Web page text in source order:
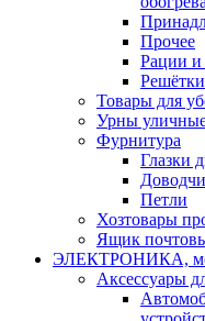
Прочее
Рации
Товары для
Урны
Фурнитура
Глазки
Петли
Хозтовары
Ящик
ЭЛЕКТРОНИКА,
Аксессуары